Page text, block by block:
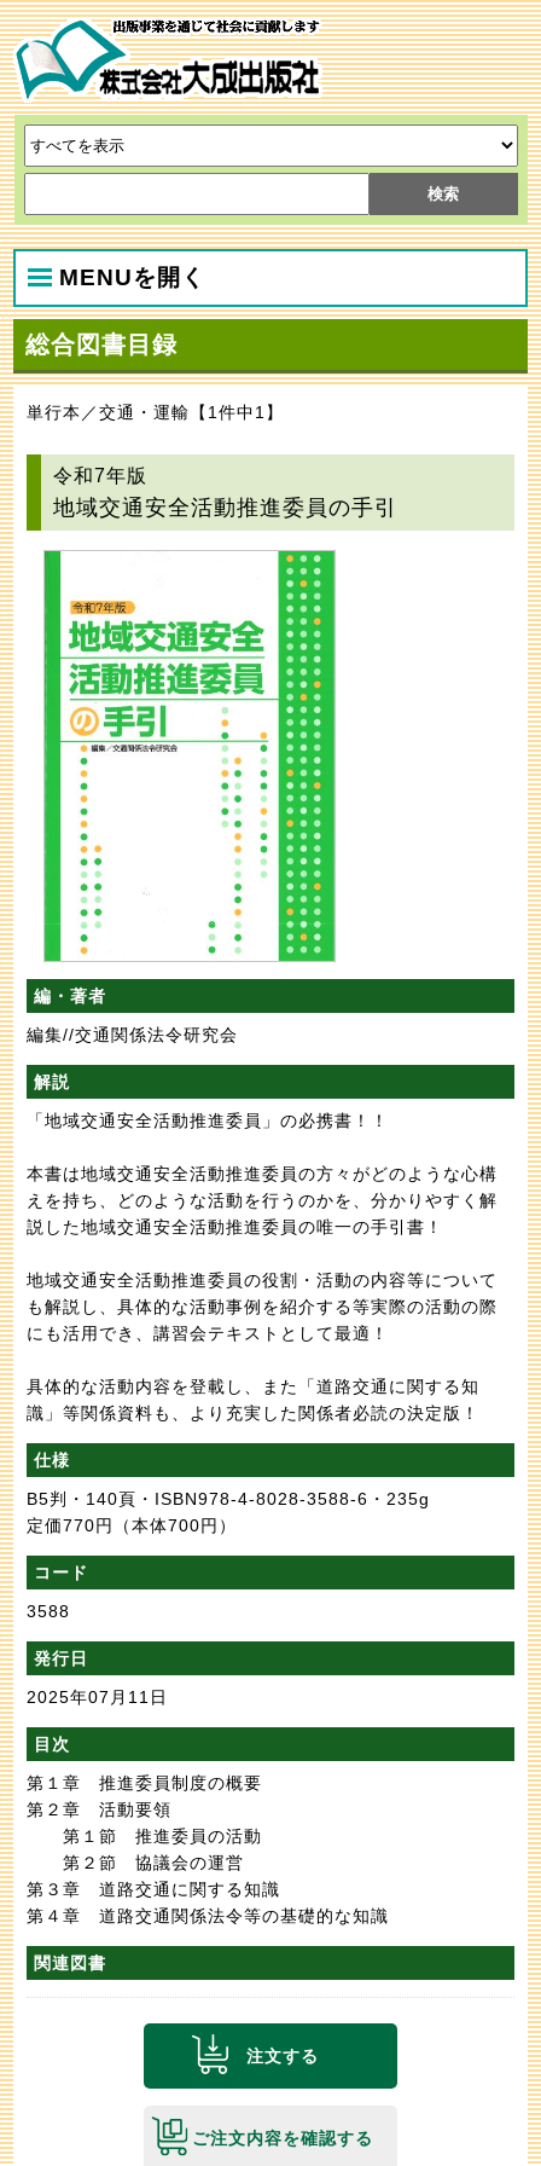
MENUを開く
総合図書目録
単行本／交通・運輸【1件中1】
令和7年版
地域交通安全活動推進委員の手引
編・著者
編集//交通関係法令研究会
解説
「地域交通安全活動推進委員」の必携書！！
本書は地域交通安全活動推進委員の方々がどのような心構
えを持ち、どのような活動を行うのかを、分かりやすく解
説した地域交通安全活動推進委員の唯一の手引書！
地域交通安全活動推進委員の役割・活動の内容等について
も解説し、具体的な活動事例を紹介する等実際の活動の際
にも活用でき、講習会テキストとして最適！
具体的な活動内容を登載し、また「道路交通に関する知
識」等関係資料も、より充実した関係者必読の決定版！
仕様
B5判・140頁・ISBN978-4-8028-3588-6・235g
定価770円
（本体700円）
コード
3588
発行日
2025年07月11日
目次
第１章 推進委員制度の概要
第２章 活動要領
第１節 推進委員の活動
第２節 協議会の運営
第３章 道路交通に関する知識
第４章 道路交通関係法令等の基礎的な知識
関連図書
注文する
ご注文内容を確認する